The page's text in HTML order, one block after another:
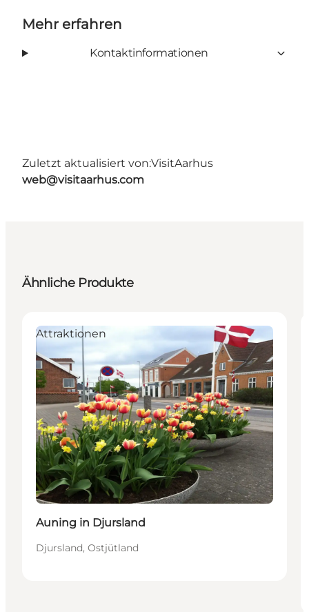
Mehr erfahren
Kontaktinformationen
Zuletzt aktualisiert von:VisitAarhus
web@visitaarhus.com
Ähnliche Produkte
Attraktionen
Auning in Djursland
Djursland, Ostjütland